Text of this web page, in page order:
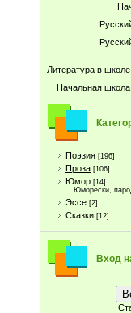
Литература в
Начальная школа
Поэзия [196]
Проза [106]
Юмор [14]
Юморески,
Эссе [2]
Сказки [12]
Вход